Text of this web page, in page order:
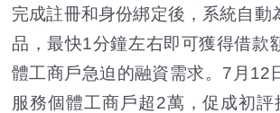
完成註冊和身份綁定後，系統自動
品，最快1分鐘左右即可獲得借款
體工商戶急迫的融資需求。7月12
服務個體工商戶超2萬，促成初